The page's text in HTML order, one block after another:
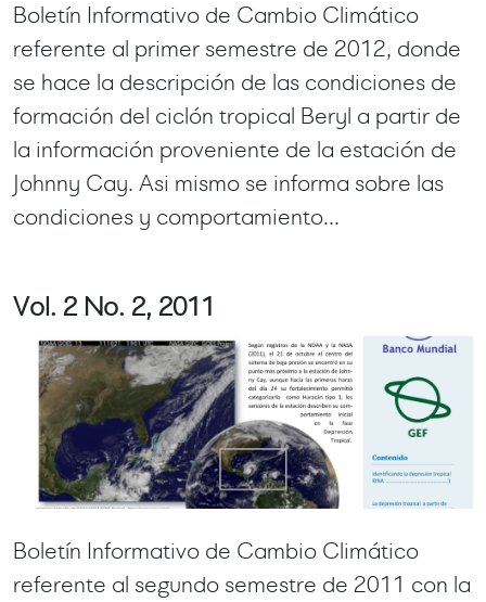
Boletín Informativo de Cambio Climático
referente al primer semestre de 2012, donde
se hace la descripción de las condiciones de
formación del ciclón tropical Beryl a partir de
la información proveniente de la estación de
Johnny Cay. Asi mismo se informa sobre las
condiciones y comportamiento...
Vol. 2 No. 2, 2011
Boletín Informativo de Cambio Climático
referente al segundo semestre de 2011 con la